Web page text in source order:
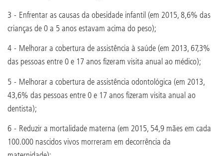
3 - Enfrentar as causas da obesidade infantil (em 2015, 8,6% das
crianças de 0 a 5 anos estavam acima do peso);
4 - Melhorar a cobertura de assistência à saúde (em 2013, 67,3%
das pessoas entre 0 e 17 anos fizeram visita anual ao médico);
5 - Melhorar a cobertura de assistência odontológica (em 2013,
43,6% das pessoas entre 0 e 17 anos fizeram visita anual ao
dentista);
6 - Reduzir a mortalidade materna (em 2015, 54,9 mães em cada
100.000 nascidos vivos morreram em decorrência da